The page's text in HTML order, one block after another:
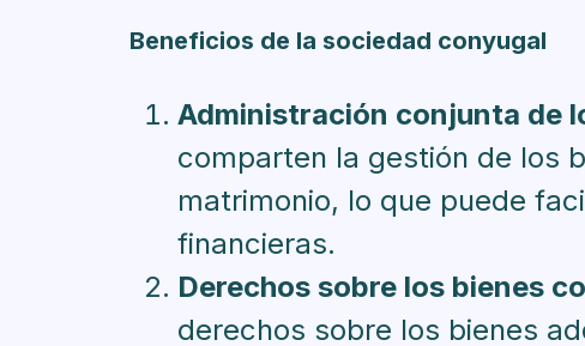
Beneficios de la sociedad conyugal
Administración conjunta de
comparten la gestión de los
matrimonio, lo que puede
financieras.
Derechos sobre los bienes
derechos sobre los bienes